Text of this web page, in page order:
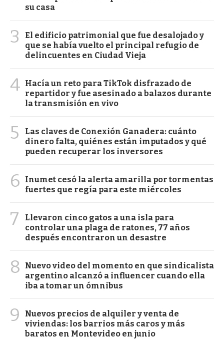
su casa
3
El edificio patrimonial que fue desalojado y
que se había vuelto el principal refugio de
delincuentes en Ciudad Vieja
4 Hacía un reto para TikTok disfrazado de
repartidor y fue asesinado a balazos durante
la transmisión en vivo
5
Las claves de Conexión Ganadera: cuánto
dinero falta, quiénes están imputados y qué
pueden recuperar los inversores
6
Inumet cesó la alerta amarilla por tormentas
fuertes que regía para este miércoles
7
Llevaron cinco gatos a una isla para
controlar una plaga de ratones, 77 años
después encontraron un desastre
8
Nuevo video del momento en que sindicalista
argentino alcanzó a influencer cuando ella
iba a tomar un ómnibus
9
Nuevos precios de alquiler y venta de
viviendas: los barrios más caros y más
baratos en Montevideo en junio